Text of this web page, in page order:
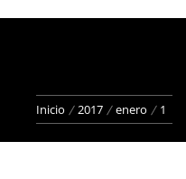
Inicio 2017 enero 1